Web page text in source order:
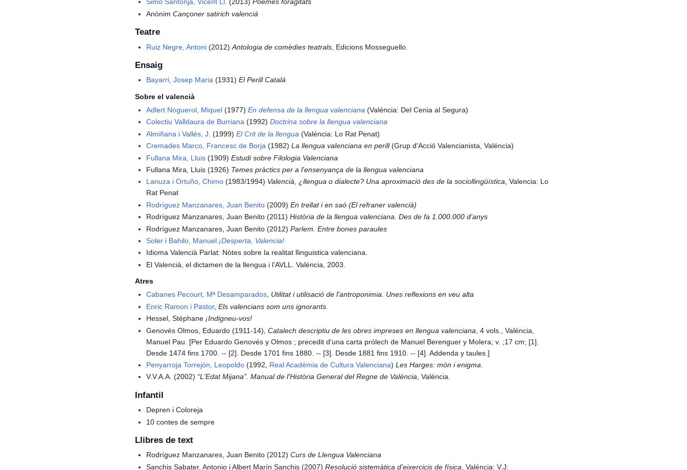
Simó Santonja, Vicent Ll. (2013)Poemes foragitats
AnònimCançoner satirich valenciá
Teatre
Ruiz Negre, Antoni (2012)Antologia de comèdies teatrals , Edicions Mosseguello.
Ensaig
Bayarri, Josep Maria (1931)El Perill Catalá
Sobre el valencià
Adlert Noguerol, Miquel (1977)En defensa de la llengua valenciana (Valéncia: Del Cenia al Segura)
Colectiu Valldaura de Burriana (1992)Doctrina sobre la llengua valenciana
Almiñana i Vallés, J. (1999)El Crit de la llengua (Valéncia: Lo Rat Penat)
Cremades Marco, Francesc de Borja (1982)La llengua valenciana en perill(Grup d'Acció Valencianista, Valéncia)
Fullana Mira, Lluis (1909)Estudi sobre Filologia Valenciana
Fullana Mira, Lluis (1926) Temes pràctics per a l'ensenyança de la llengua valenciana
Lanuza i Ortuño, Chimo (1983/1994) Valencià, ¿llengua o dialecte? Una aproximació des de la sociollingüística, Valencia: Lo
Rat Penat
Rodríguez Manzanares, Juan Benito (2009)En trellat i en saó (El refraner valencià)
Rodríguez Manzanares, Juan Benito (2011)Història de la llengua valenciana. Des de fa 1.000.000 d'anys
Rodríguez Manzanares, Juan Benito (2012)Parlem. Entre bones paraules
Soler i Bahilo, Manuel ¡Desperta, Valencia!
Idioma Valencià Parlat: Nòtes sobre la realitat llinguistica valenciana.
El Valencià, el dictamen de la llengua i l'AVLL. Valéncia, 2003.
Atres
Cabanes Pecourt, Mª Desamparados, Utilitat i utilisació de l'antroponimia. Unes reflexions en veu alta
Enric Ramon i Pastor,Els valencians som uns ignorants
Hessel, Stéphane ¡Indigneu-vos!
Genovés Olmos, Eduardo (1911-14),Catalech descriptiu de les obres impreses en llengua valenciana , 4 vols., Valéncia,
Manuel Pau. [Per Eduardo Genovés y Olmos ; precedit d'una carta prólech de Manuel Berenguer y Molera; v. ;17 cm; [1].
Desde 1474 fins 1700. -- [2]. Desde 1701 fins 1880. -- [3]. Desde 1881 fins 1910. -- [4]. Addenda y taules.]
Penyarroja Torrejón, Leopoldo (1992, Real Acadèmia de Cultura Valenciana)Les Harges: món i enigma
V.V.A.A. (2002) “L'Edat Mijana”. Manual de l'Història General del Regne de Valéncia, Valéncia.
Infantil
Depren i Coloreja
10 contes de sempre
Llibres de text
Rodríguez Manzanares, Juan Benito (2012)Curs de Llengua Valenciana
Sanchis Sabater, Antonio i Albert Marín Sanchis (2007)Resolució sistemàtica d'eixercicis de física , Valéncia: V.J: